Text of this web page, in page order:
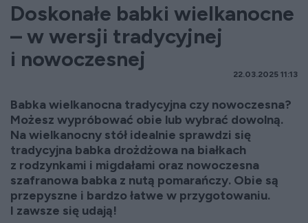
Doskonałe babki wielkanocne
– w wersji tradycyjnej
i nowoczesnej
22.03.2025 11:13
Babka wielkanocna tradycyjna czy nowoczesna?
Możesz wypróbować obie lub wybrać dowolną.
Na wielkanocny stół idealnie sprawdzi się
tradycyjna babka drożdżowa na białkach
z rodzynkami i migdałami oraz nowoczesna
szafranowa babka z nutą pomarańczy. Obie są
przepyszne i bardzo łatwe w przygotowaniu.
I zawsze się udają!